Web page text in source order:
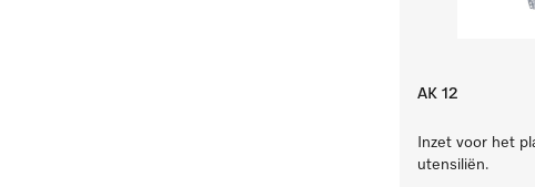
AK 12
Inzet voor het
utensiliën.